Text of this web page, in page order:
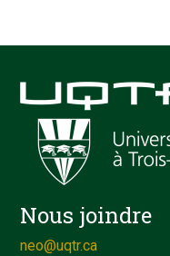
Nous joindre
neo@uqtr.ca